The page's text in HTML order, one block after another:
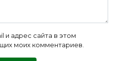
и адрес сайта в этом
моих комментариев.